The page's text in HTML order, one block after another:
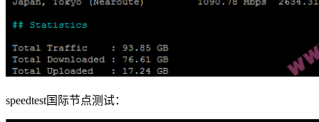
speedtest国际节点测试：